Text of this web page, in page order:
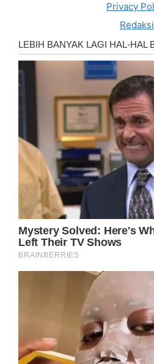
Privacy
Redaksi